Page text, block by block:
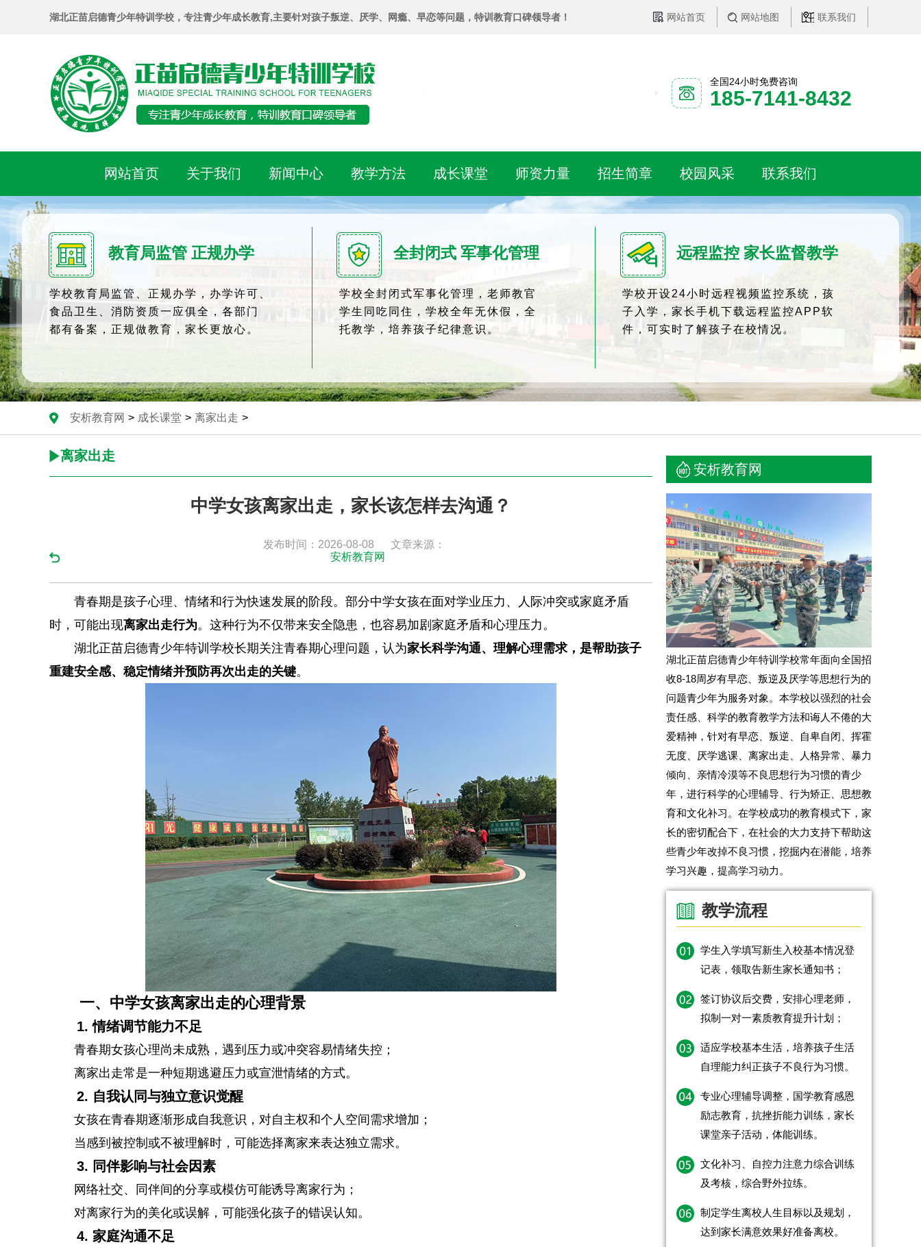
湖北正苗启德青少年特训学校，专注青少年成长教育,主要针对孩子叛逆、厌学、网瘾、早恋等问题，特训教育口碑领导者！ 网站首页 网站地图 联系我们
全国24小时免费咨询
185-7141-8432
网站首页 关于我们 新闻中心 教学方法 成长课堂 师资力量 招生简章 校园风采 联系我们
教育局监管 正规办学
学校教育局监管、正规办学，办学许可、
食品卫生、消防资质一应俱全，各部门
都有备案，正规做教育，家长更放心。
全封闭式 军事化管理
学校全封闭式军事化管理，老师教官
学生同吃同住，学校全年无休假，全
托教学，培养孩子纪律意识。
远程监控 家长监督教学
学校开设24小时远程视频监控系统，孩
子入学，家长手机下载远程监控APP软
件，可实时了解孩子在校情况。
安析教育网 > 成长课堂 > 离家出走 >
离家出走
中学女孩离家出走，家长该怎样去沟通？
发布时间：2026-08-08
文章来源：
安析教育网
青春期是孩子心理、情绪和行为快速发展的阶段。部分中学女孩在面对学业压力、人际冲突或家庭矛盾
时，可能出现离家出走行为。这种行为不仅带来安全隐患，也容易加剧家庭矛盾和心理压力。
湖北正苗启德青少年特训学校长期关注青春期心理问题，认为家长科学沟通、理解心理需求，是帮助孩子
重建安全感、稳定情绪并预防再次出走的关键。
一、中学女孩离家出走的心理背景
1. 情绪调节能力不足
青春期女孩心理尚未成熟，遇到压力或冲突容易情绪失控；
离家出走常是一种短期逃避压力或宣泄情绪的方式。
2. 自我认同与独立意识觉醒
女孩在青春期逐渐形成自我意识，对自主权和个人空间需求增加；
当感到被控制或不被理解时，可能选择离家来表达独立需求。
3. 同伴影响与社会因素
网络社交、同伴间的分享或模仿可能诱导离家行为；
对离家行为的美化或误解，可能强化孩子的错误认知。
4. 家庭沟通不足
安析教育网
湖北正苗启德青少年特训学校常年面向全国招
收8-18周岁有早恋、叛逆及厌学等思想行为的
问题青少年为服务对象。本学校以强烈的社会
责任感、科学的教育教学方法和诲人不倦的大
爱精神，针对有早恋、叛逆、自卑自闭、挥霍
无度、厌学逃课、离家出走、人格异常、暴力
倾向、亲情冷漠等不良思想行为习惯的青少
年，进行科学的心理辅导、行为矫正、思想教
育和文化补习。在学校成功的教育模式下，家
长的密切配合下，在社会的大力支持下帮助这
些青少年改掉不良习惯，挖掘内在潜能，培养
学习兴趣，提高学习动力。
教学流程
学生入学填写新生入校基本情况登
记表，领取告新生家长通知书；
签订协议后交费，安排心理老师，
拟制一对一素质教育提升计划；
适应学校基本生活，培养孩子生活
自理能力纠正孩子不良行为习惯。
专业心理辅导调整，国学教育感恩
励志教育，抗挫折能力训练，家长
课堂亲子活动，体能训练。
文化补习、自控力注意力综合训练
及考核，综合野外拉练。
制定学生离校人生目标以及规划，
达到家长满意效果好准备离校。